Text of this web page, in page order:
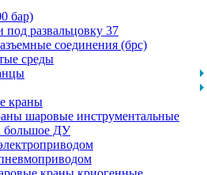
бар)
развальцовку 37
соединения (брс)
среды
краны
шаровые инструментальные
большое ДУ